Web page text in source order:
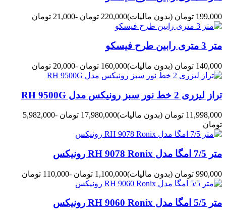
199,000 تومان (بدون مالیات)220,000 تومان -21,000 تومان
متر 3 متری رابین طرح فیسکو
140,000 تومان (بدون مالیات)160,000 تومان -20,000 تومان
تراز لیزری 2 خط نور سبز رونیکس مدل RH 9500G
11,998,000 تومان (بدون مالیات)17,980,000 تومان
-5,982,000
تومان
متر 7/5 امگا مدل RH 9078 Ronix رونیکس
990,000 تومان (بدون مالیات)1,100,000 تومان -110,000 تومان
متر 5/5 امگا مدل RH 9060 Ronix رونیکس